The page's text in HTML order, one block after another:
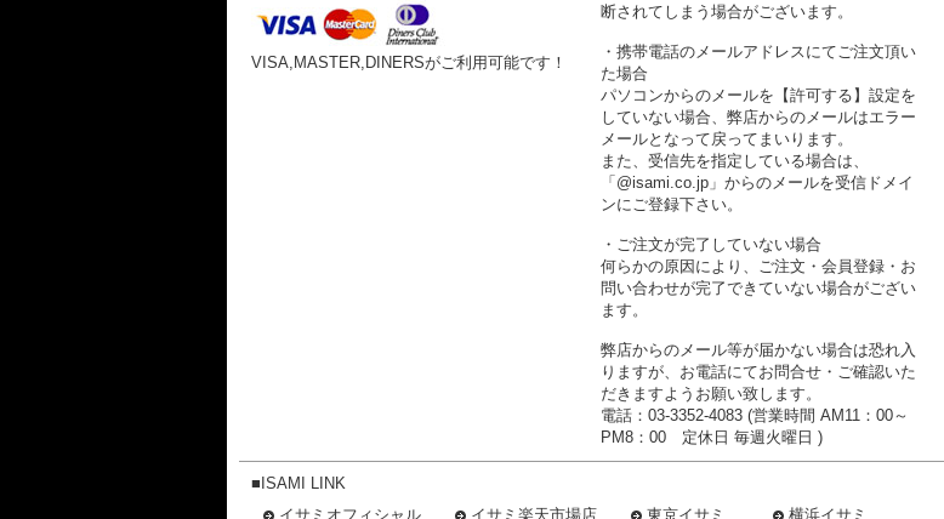
VISA,MASTER,DINERSがご利用可能です！
断されてしまう場合がございます。
・携帯電話のメールアドレスにてご注文頂い
た場合
パソコンからのメールを【許可する】設定を
していない場合、弊店からのメールはエラー
メールとなって戻ってまいります。
また、受信先を指定している場合は、
「@isami.co.jp」からのメールを受信ドメイ
ンにご登録下さい。
・ご注文が完了していない場合
何らかの原因により、ご注文・会員登録・お
問い合わせが完了できていない場合がござい
ます。
弊店からのメール等が届かない場合は恐れ入
りますが、お電話にてお問合せ・ご確認いた
だきますようお願い致します。
電話：03-3352-4083 (営業時間 AM11：00～
PM8：00 定休日 毎週火曜日 )
■ISAMI LINK
イサミオフィシャル
イサミ楽天市場店 東京イサミ 横浜イサミ